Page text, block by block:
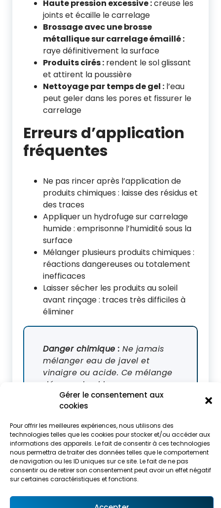
Gérer le consentement aux
cookies
Pour offrir les meilleures expériences, nous utilisons des
technologies telles que les cookies pour stocker et/ou accéder aux
informations des appareils. Le fait de consentir à ces technologies
nous permettra de traiter des données telles que le comportement
de navigation ou les ID uniques sur ce site. Le fait de ne pas
consentir ou de retirer son consentement peut avoir un effet négatif
sur certaines caractéristiques et fonctions.
Haute pression excessive :creuse les
joints et écaille le carrelage
Brossage avec une brosse
métallique sur carrelage émaillé :
raye définitivement la surface
Produits cirés : rendent le sol glissant
et attirent la poussière
Nettoyage par temps de gel : l’eau
peut geler dans les pores et fissurer le
carrelage
Erreurs d’application
fréquentes
Ne pas rincer après l’application de
produits chimiques : laisse des résidus et
des traces
Appliquer un hydrofuge sur carrelage
humide : emprisonne l’humidité sous la
surface
Mélanger plusieurs produits chimiques :
réactions dangereuses ou totalement
inefficaces
Laisser sécher les produits au soleil
avant rinçage : traces très difficiles à
éliminer
Danger chimique : Ne jamais
mélanger eau de javel et
vinaigre ou acide. Ce mélange
dégage du chlore gazeux,
extrêmement toxique. Utilisez
toujours les produits
séparément et rincez
abondamment entre deux
applications. L’Institut National
de Recherche et de Sécurité
(INRS)rappelle régulièrement
les dangers des mélanges de